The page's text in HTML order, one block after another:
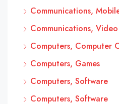
Communications,
Communications,
Computers, Computer
Computers, Games
Computers, Software
Computers, Software